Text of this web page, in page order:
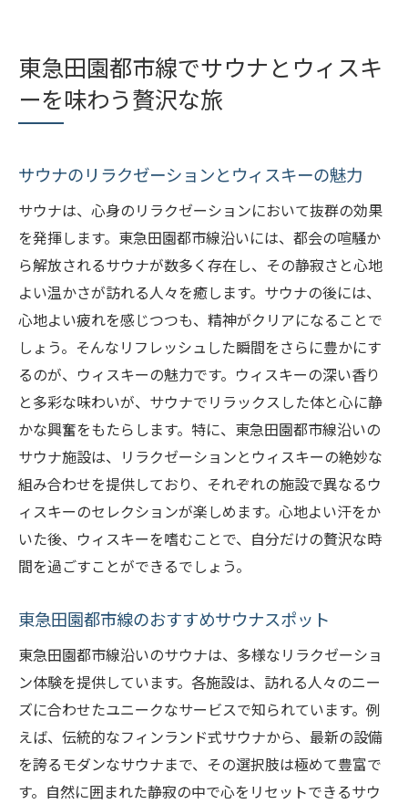
流れ
東急田園都市線沿いのウィスキー試飲体験
サウナの後に楽しむ極上のウィスキー体験
ウィスキーと相性抜群のサウナ施設
サウナ後におすすめのウィスキーセレクシ
ョン
ウィスキーの風味を引き立てるサウナの効
果
サウナ後のウィスキーで心と体を整える
サウナからウィスキーへと続く贅沢なひと
とき
日常を忘れるサウナと豊潤なウィスキーの調和
サウナとウィスキーで日常からの解放
豊潤なウィスキーでサウナ後の至福
サウナ中に楽しむウィスキーの新しいスタ
心身を癒すサウナとウィスキーの絶妙な組
み合わせ
サウナ体験を豊かにするウィスキーの深み
日常を忘れるためのサウナとウィスキーの
旅
田園都市線沿いの隠れ家サウナで心身をリフレ
ッシュ
東急田園都市線でサウナとウィスキ
ーを味わう贅沢な旅
サウナのリラクゼーションとウィスキーの魅力
サウナは、心身のリラクゼーションにおいて抜群の効果
を発揮します。東急田園都市線沿いには、都会の喧騒か
ら解放されるサウナが数多く存在し、その静寂さと心地
よい温かさが訪れる人々を癒します。サウナの後には、
心地よい疲れを感じつつも、精神がクリアになることで
しょう。そんなリフレッシュした瞬間をさらに豊かにす
るのが、ウィスキーの魅力です。ウィスキーの深い香り
と多彩な味わいが、サウナでリラックスした体と心に静
かな興奮をもたらします。特に、東急田園都市線沿いの
サウナ施設は、リラクゼーションとウィスキーの絶妙な
組み合わせを提供しており、それぞれの施設で異なるウ
ィスキーのセレクションが楽しめます。心地よい汗をか
いた後、ウィスキーを嗜むことで、自分だけの贅沢な時
間を過ごすことができるでしょう。
東急田園都市線のおすすめサウナスポット
東急田園都市線沿いのサウナは、多様なリラクゼーショ
ン体験を提供しています。各施設は、訪れる人々のニー
ズに合わせたユニークなサービスで知られています。例
えば、伝統的なフィンランド式サウナから、最新の設備
を誇るモダンなサウナまで、その選択肢は極めて豊富で
す。自然に囲まれた静寂の中で心をリセットできるサウ